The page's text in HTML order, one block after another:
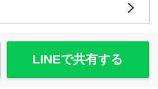
LINEで共有する